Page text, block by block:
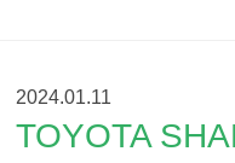
2024.01.11
TOYOTA